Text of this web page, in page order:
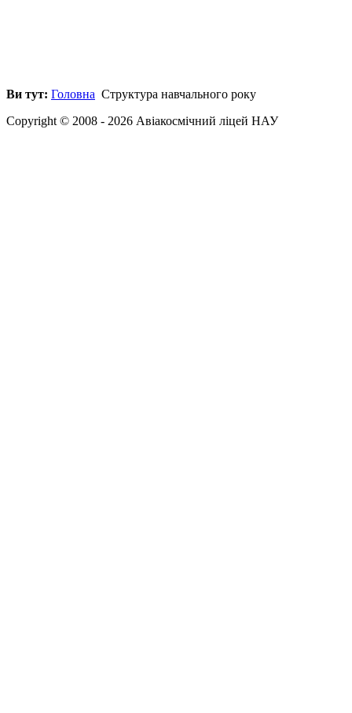
Ви тут: Головна Структура навчального року
Copyright © 2008 - 2026 Авіакосмічний ліцей НАУ